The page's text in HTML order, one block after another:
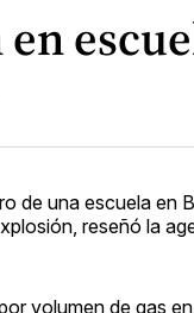
de una escuela en
reseñó la
volumen de gas